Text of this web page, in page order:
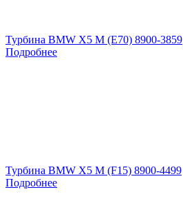
Турбина BMW X5 M (E70) 8900-3859
Подробнее
Турбина BMW X5 M (F15) 8900-4499
Подробнее